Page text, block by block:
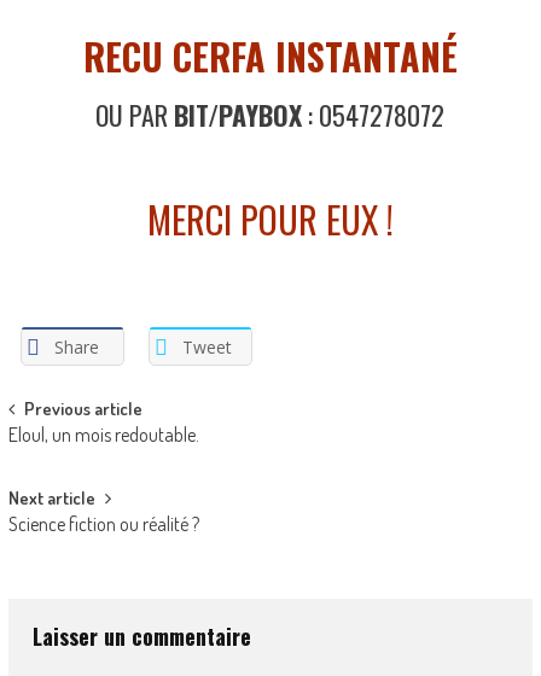
RECU CERFA INSTANTANÉ
OU PAR BIT/PAYBOX: 0547278072
MERCI POUR EUX !
Share Tweet
Post
navigation
Previous article
Eloul, un mois redoutable.
Next article
Science fiction ou réalité ?
Laisser un commentaire